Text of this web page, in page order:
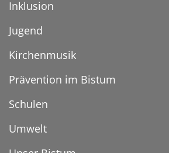
Inklusion
Jugend
Kirchenmusik
Prävention im Bistum
Schulen
Umwelt